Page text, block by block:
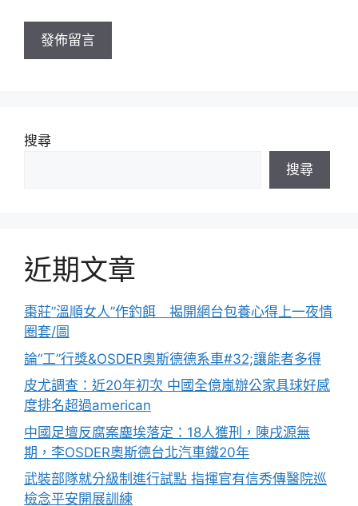
址
搜尋
搜尋
近期文章
棗莊”溫順女人”作釣餌 揭開網台包養心得上一夜情
圈套/圖
論“工”行獎&OSDER奧斯德德系車#32;讓能者多得
皮尤調查：近20年初次 中國全億嵐辦公家具球好感
度排名超過american
中國足壇反腐案塵埃落定：18人獲刑，陳戌源無
期，李OSDER奧斯德台北汽車鐵20年
武裝部隊就分級制進行試點 指揮官有信秀傳醫院巡
檢念平安開展訓練